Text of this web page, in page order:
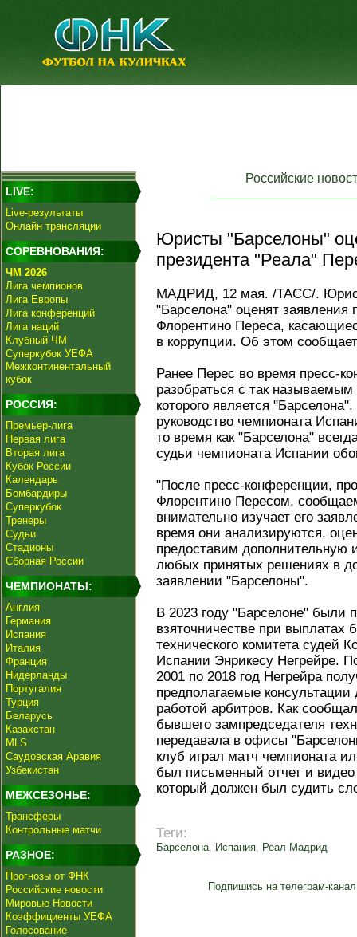
LIVE:
Live-результаты
Онлайн трансляции
СОРЕВНОВАНИЯ:
ЧМ 2026
Лига чемпионов
Лига Европы
Лига конференций
Лига наций
Клубный ЧМ
Суперкубок УЕФА
Межконтинентальный
кубок
РОССИЯ:
Премьер-лига
Первая лига
Вторая лига
Кубок России
Календарь
Бомбардиры
Суперкубок
Тренеры
Судьи
Стадионы
Сборная России
ЧЕМПИОНАТЫ:
Англия
Германия
Испания
Италия
Франция
Нидерланды
Португалия
Турция
Беларусь
Казахстан
MLS
Саудовская Аравия
Узбекистан
МЕЖСЕЗОНЬЕ:
Трансферы
Контрольные матчи
РАЗНОЕ:
Прогнозы от ФНК
Российские новости
Мировые Новости
Коэффициенты УЕФА
Голосование
Российские
Юристы "Барселоны"
президента "Реала"
МАДРИД, 12 мая. /ТАСС/.
"Барселона" оценят заявления
Флорентино Переса,
в коррупции. Об этом
Ранее Перес во время пресс-
разобраться с так
которого является
руководство чемпионата
то время как "Барселона"
судьи чемпионата Испании
"После пресс-конференции,
Флорентино Пересом,
внимательно изучает его
время они анализируются,
предоставим
любых принятых решениях в
заявлении "Барселоны".
В 2023 году "Барселоне" были
взяточничестве при
технического комитета судей
Испании Энрикесу Негрейре.
2001 по 2018 год Негрейра
предполагаемые
работой арбитров. Как
бывшего зампредседателя
передавала в офисы
клуб играл матч чемпионата
был письменный отчет и
который должен был судить
Теги:
Барселона, Испания, Реал Мадрид
Подпишись на телеграм-